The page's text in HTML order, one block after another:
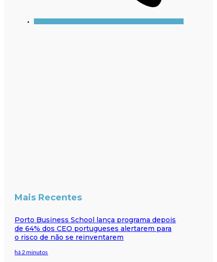
Mais Recentes
Porto Business School lança programa depois
de 64% dos CEO portugueses alertarem para
o risco de não se reinventarem
há 2 minutos